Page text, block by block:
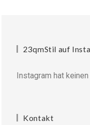
23qmStil auf
Instagram hat
Kontakt